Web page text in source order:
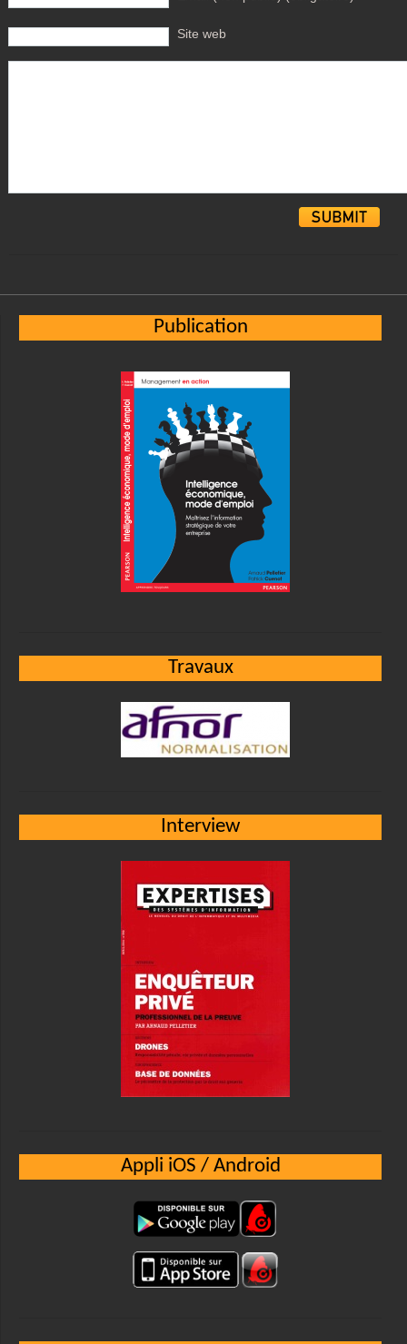
Site web
Publication
Travaux
Interview
Appli iOS / Android